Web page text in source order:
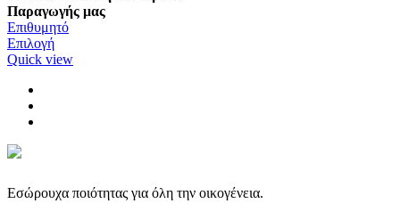
Παραγωγής μας
Επιθυμητό
ΕπιλογήΑυτό
το
επιλεγούν
Quick view
Εσώρουχα ποιότητας για όλη την οικογένεια.